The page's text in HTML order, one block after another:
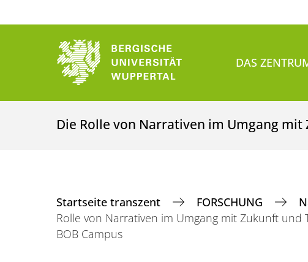
DAS
Die Rolle von Narrativen im Umgang
Startseite transzent FORSCHUNG
Rolle von Narrativen im Umgang mit Zukunft und
BOB Campus